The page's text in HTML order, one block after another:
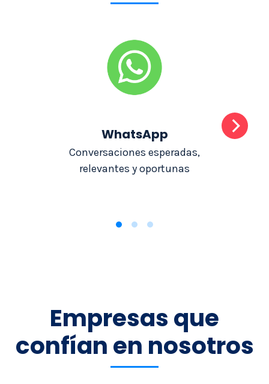
WhatsApp
Conversaciones esperadas,
relevantes y oportunas
Empresas que
confían en nosotros